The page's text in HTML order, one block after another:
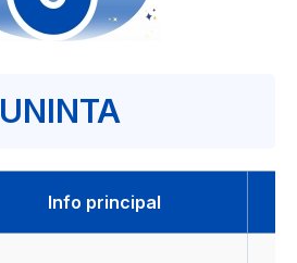
UNINTA
Info principal